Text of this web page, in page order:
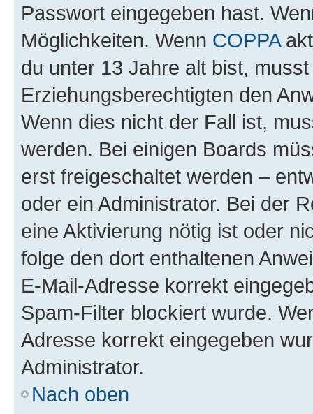
Passwort eingegeben hast.
Möglichkeiten. Wenn COPPA
du unter 13 Jahre alt bist,
Erziehungsberechtigten den
Wenn dies nicht der Fall ist,
werden. Bei einigen Boards
erst freigeschaltet werden –
oder ein Administrator. Bei der
eine Aktivierung nötig ist oder
folge den dort enthaltenen
E-Mail-Adresse korrekt
Spam-Filter blockiert wurde.
Adresse korrekt eingegeben
Administrator.
Nach oben